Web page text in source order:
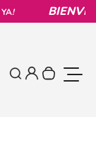
Recibe en la
BuscarIniciar